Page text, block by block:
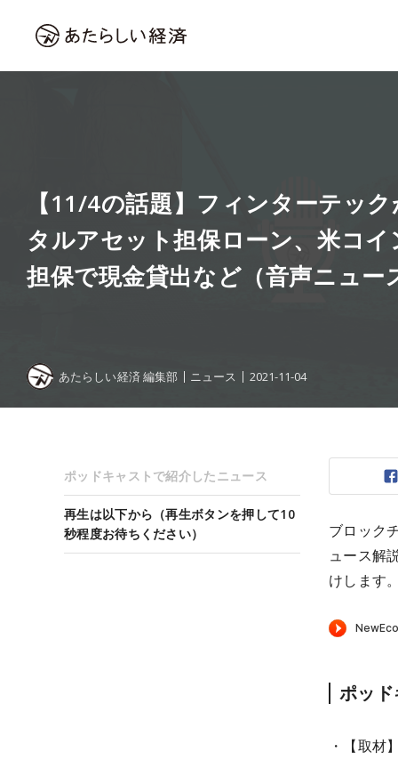
【11/4の話題】フィンターテッ
タルアセット担保ローン、米コ
担保で現金貸出など（音声ニュー
あたらしい経済 編集部 ニュース 2021-11-04
ブロック
ュース解
けします
ポッ
・【取材
ポッドキャストで紹介したニュース
再生は以下から（再生ボタンを押して10
秒程度お待ちください）